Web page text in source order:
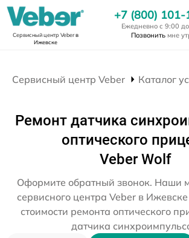
Сервисный центр Veberв
Ижевске
+7 (800)
Ежедневно с 9:00
Позвонить мне
Сервисный центр Veber Каталог
Ремонт датчика
оптического
Veber Wolf
Оформите обратный звонок. Наши
сервисного центра Veber в
стоимости ремонта оптического
датчика